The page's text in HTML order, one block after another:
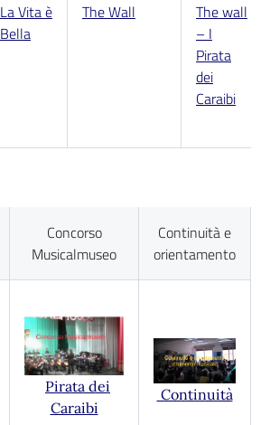
La Vita è
Bella
The Wall
The wall
– I
Pirata
dei
Caraibi
Concorso
Musicalmuseo
Continuità e
orientamento
Pirata dei
Caraibi
Continuità